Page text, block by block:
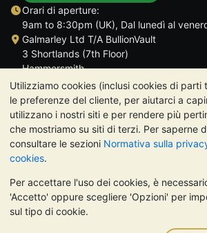
Utilizziamo cookies (inclusi cookies di parti
le preferenze del cliente, per aiutarci a
utilizzano i nostri siti e per rendere più
che mostriamo su siti di terzi. Per saperne
consultare le sezioni Normativa sulla
cookies.
Per accettare l'uso dei cookies, è
'Accetto' oppure scegliere 'Opzioni' per
sul tipo di cookie.
Orari di aperture:
9am to 8:30pm (UK), Dal lunedì al
Galmarley Ltd T/A BullionVault
3 Shortlands (7th Floor)
Hammersmith
Londra
W6 8DA
Regno Unito
TrustScore 4.7 | 488 recensioni
NOTA BENE: Il valore dei metalli preziosi
aumentare, e i trend storici non sono
futuro. Nulla di quanto contenuto nei siti